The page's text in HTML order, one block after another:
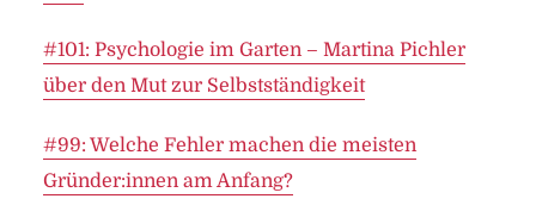
#101: Psychologie im Garten – Martina Pichler
über den Mut zur Selbstständigkeit
#99: Welche Fehler machen die meisten
Gründer:innen am Anfang?